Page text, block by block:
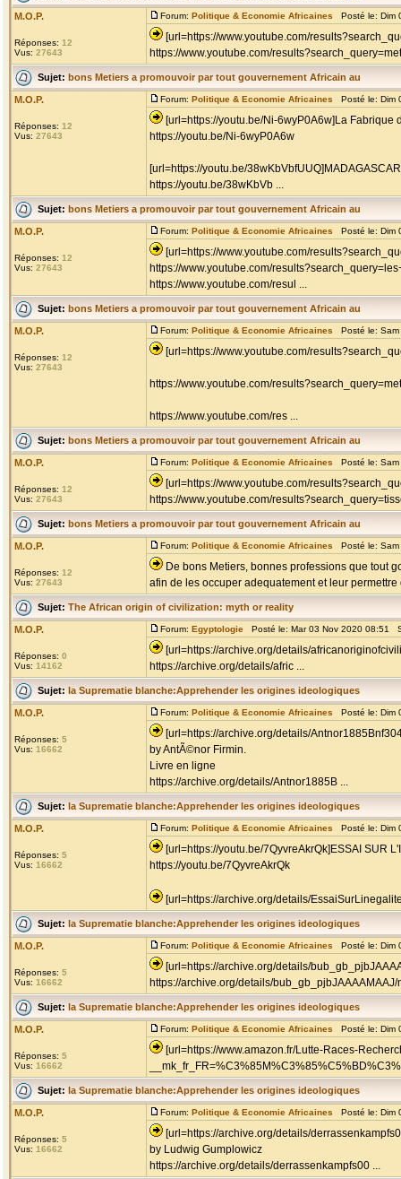
M.O.P.
Réponses: 12
Vus: 27643
Forum: Politique & Economie Africaines Posté le: Dim
[url=https://www.youtube.com/
https://www.youtube.com/
Sujet: bons Metiers a promouvoir par tout gouvernement Africain au
M.O.P.
Réponses: 12
Vus: 27643
Forum: Politique & Economie Africaines Posté le: Dim
[url=https://youtu.be/Ni-6wyP0A6w]La Fabrique
https://youtu.be/Ni-6wyP0A6w
[url=https://youtu.be/
https://youtu.be/38wKbVb ...
Sujet: bons Metiers a promouvoir par tout gouvernement Africain au
M.O.P.
Réponses: 12
Vus: 27643
Forum: Politique & Economie Africaines Posté le: Dim
[url=https://www.youtube.com/
https://www.youtube.com/
https://www.youtube.com/resul ...
Sujet: bons Metiers a promouvoir par tout gouvernement Africain au
M.O.P.
Réponses: 12
Vus: 27643
Forum: Politique & Economie Africaines Posté le:
[url=https://www.youtube.com/
https://www.youtube.com/
https://www.youtube.com/res ...
Sujet: bons Metiers a promouvoir par tout gouvernement Africain au
M.O.P.
Réponses: 12
Vus: 27643
Forum: Politique & Economie Africaines Posté le:
[url=https://www.youtube.com/
https://www.youtube.com/
Sujet: bons Metiers a promouvoir par tout gouvernement Africain au
M.O.P.
Réponses: 12
Vus: 27643
Forum: Politique & Economie Africaines Posté le:
De bons Metiers, bonnes professions que tout
afin de les occuper adequatement et leur
Sujet: The African origin of civilization: myth or reality
M.O.P.
Réponses: 0
Vus: 14162
Forum: Egyptologie Posté le: Mar 03 Nov 2020 08:51
[url=https://archive.org/details/
https://archive.org/details/afric ...
Sujet: la Suprematie blanche:Apprehender les origines ideologiques
M.O.P.
Réponses: 5
Vus: 16662
Forum: Politique & Economie Africaines Posté le: Dim
[url=https://archive.org/details/
by AntÃ©nor Firmin.
Livre en ligne
https://archive.org/details/Antnor1885B ...
Sujet: la Suprematie blanche:Apprehender les origines ideologiques
M.O.P.
Réponses: 5
Vus: 16662
Forum: Politique & Economie Africaines Posté le: Dim
[url=https://youtu.be/7QyvreAkrQk]ESSAI SUR
https://youtu.be/7QyvreAkrQk
[url=https://archive.org/details/
Sujet: la Suprematie blanche:Apprehender les origines ideologiques
M.O.P.
Réponses: 5
Vus: 16662
Forum: Politique & Economie Africaines Posté le: Dim
[url=https://archive.org/details/
https://archive.org/details/bub_gb_pjbJAAAAMAAJ/
Sujet: la Suprematie blanche:Apprehender les origines ideologiques
M.O.P.
Réponses: 5
Vus: 16662
Forum: Politique & Economie Africaines Posté le: Dim
[url=https://www.amazon.fr/Lutte-Races-
Sujet: la Suprematie blanche:Apprehender les origines ideologiques
M.O.P.
Réponses: 5
Vus: 16662
Forum: Politique & Economie Africaines Posté le: Dim
[url=https://archive.org/details/
by Ludwig Gumplowicz
https://archive.org/details/derrassenkampfs00 ...